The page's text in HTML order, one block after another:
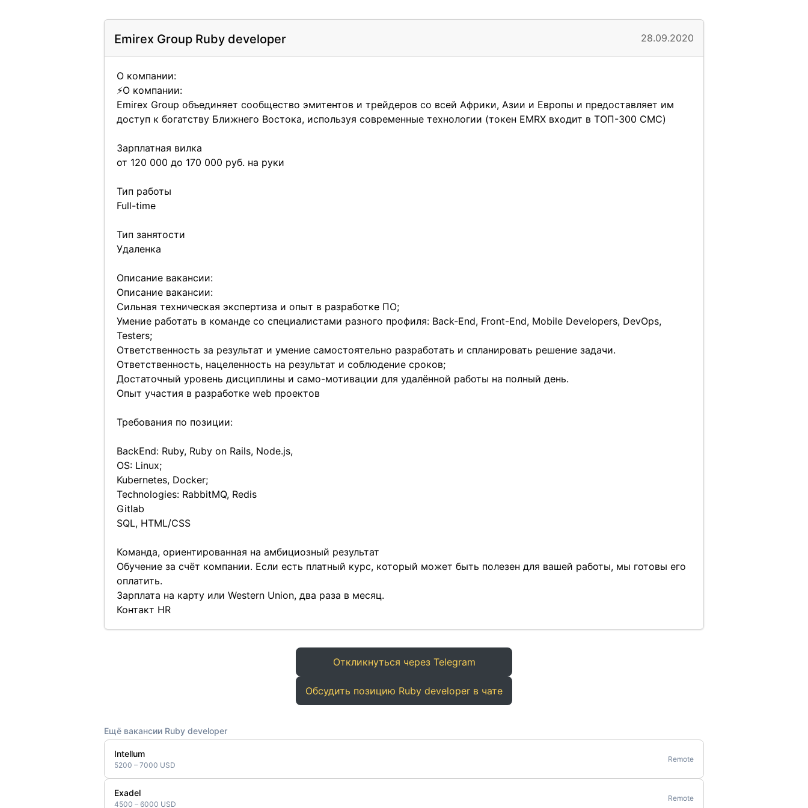
Emirex Group Ruby developer 28.09.2020
О компании:
⚡️О компании:
Emirex Group объединяет сообщество эмитентов и трейдеров со всей Африки, Азии и Европы и предоставляет им
доступ к богатству Ближнего Востока, используя современные технологии (токен EMRX входит в ТОП-300 CMC)
Зарплатная вилка
от 120 000 до 170 000 руб. на руки
Тип работы
Full-time
Тип занятости
Удаленка
Описание вакансии:
Описание вакансии:
Сильная техническая экспертиза и опыт в разработке ПО;
Умение работать в команде со специалистами разного профиля: Back-End, Front-End, Mobile Developers, DevOps,
Testers;
Ответственность за результат и умение самостоятельно разработать и спланировать решение задачи.
Ответственность, нацеленность на результат и соблюдение сроков;
Достаточный уровень дисциплины и само-мотивации для удалённой работы на полный день.
Опыт участия в разработке web проектов
Требования по позиции:
BackEnd: Ruby, Ruby on Rails, Node.js,
OS: Linux;
Kubernetes, Docker;
Technologies: RabbitMQ, Redis
Gitlab
SQL, HTML/CSS
Команда, ориентированная на амбициозный результат
Обучение за счёт компании. Если есть платный курс, который может быть полезен для вашей работы, мы готовы его
оплатить.
Зарплата на карту или Western Union, два раза в месяц.
Контакт HR
Откликнуться через Telegram
Обсудить позицию Ruby developer в чате
Ещё вакансии Ruby developer
Intellum
5200 – 7000 USD
Remote
Exadel
4500 – 6000 USD
Remote